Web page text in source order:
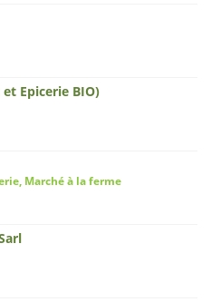
Epicerie BIO)
Marché à la ferme